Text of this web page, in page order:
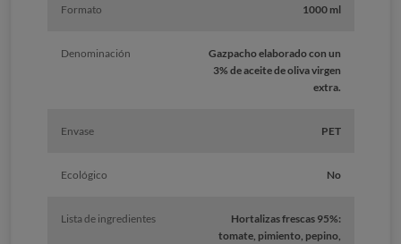
Formato 1000 ml
Denominación
Gazpacho elaborado con un
3% de aceite de oliva virgen
extra.
Envase PET
Ecológico No
Lista de ingredientes
Hortalizas frescas 95%:
tomate, pimiento, pepino,